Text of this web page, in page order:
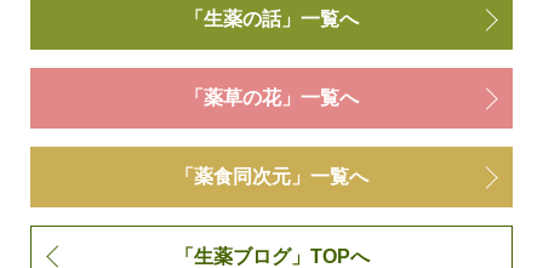
「生薬の話」一覧へ
「薬草の花」一覧へ
「薬食同次元」一覧へ
「生薬ブログ」TOPへ